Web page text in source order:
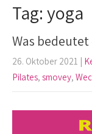
Tag: yoga
Was
26. Oktober 2021 |
Pilates, smovey,